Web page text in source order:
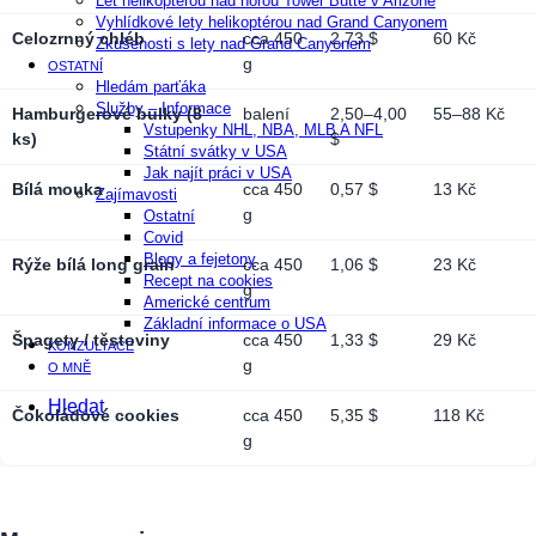
Vyhlídkové lety helikoptérou nad Grand Canyonem
Zkušenosti s lety nad Grand Canyonem
OSTATNÍ
Hledám parťáka
Služby – Informace
Vstupenky NHL, NBA, MLB A NFL
Státní svátky v USA
Jak najít práci v USA
Zajímavosti
Ostatní
Covid
Blogy a fejetony
Recept na cookies
Americké centrum
Základní informace o USA
KONZULTACE
O MNĚ
Hledat
Celozrnný chléb
cca 450
g
2,73 $ 60 Kč
Hamburgerové bulky (8
ks)
balení
2,50–4,00
$
55–88 Kč
Bílá mouka
cca 450
g
0,57 $ 13 Kč
Rýže bílá long grain
cca 450
g
1,06 $ 23 Kč
Špagety / těstoviny
cca 450
g
1,33 $ 29 Kč
Čokoládové cookies
cca 450
g
5,35 $ 118 Kč